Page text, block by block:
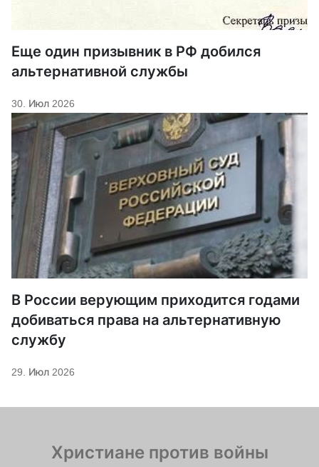
Еще один призывник в РФ добился
альтернативной службы
30. Июл 2026
В России верующим приходится годами
добиваться права на альтернативную
службу
29. Июл 2026
Христиане против войны